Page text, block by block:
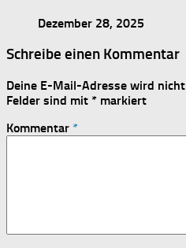
Dezember 28, 2025
Schreibe einen Kommentar
Deine E-Mail-Adresse wird
Felder sind mit * markiert
Kommentar *